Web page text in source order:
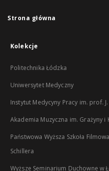
Strona główna
Kolekcje
Politechnika Łódzka
Uniwersytet Medyczny
Instytut Medycyny Pracy im. prof.
Akademia Muzyczna im. Grażyny i
Państwowa Wyższa Szkoła
Schillera
Wyższe Seminarium Duchowne w